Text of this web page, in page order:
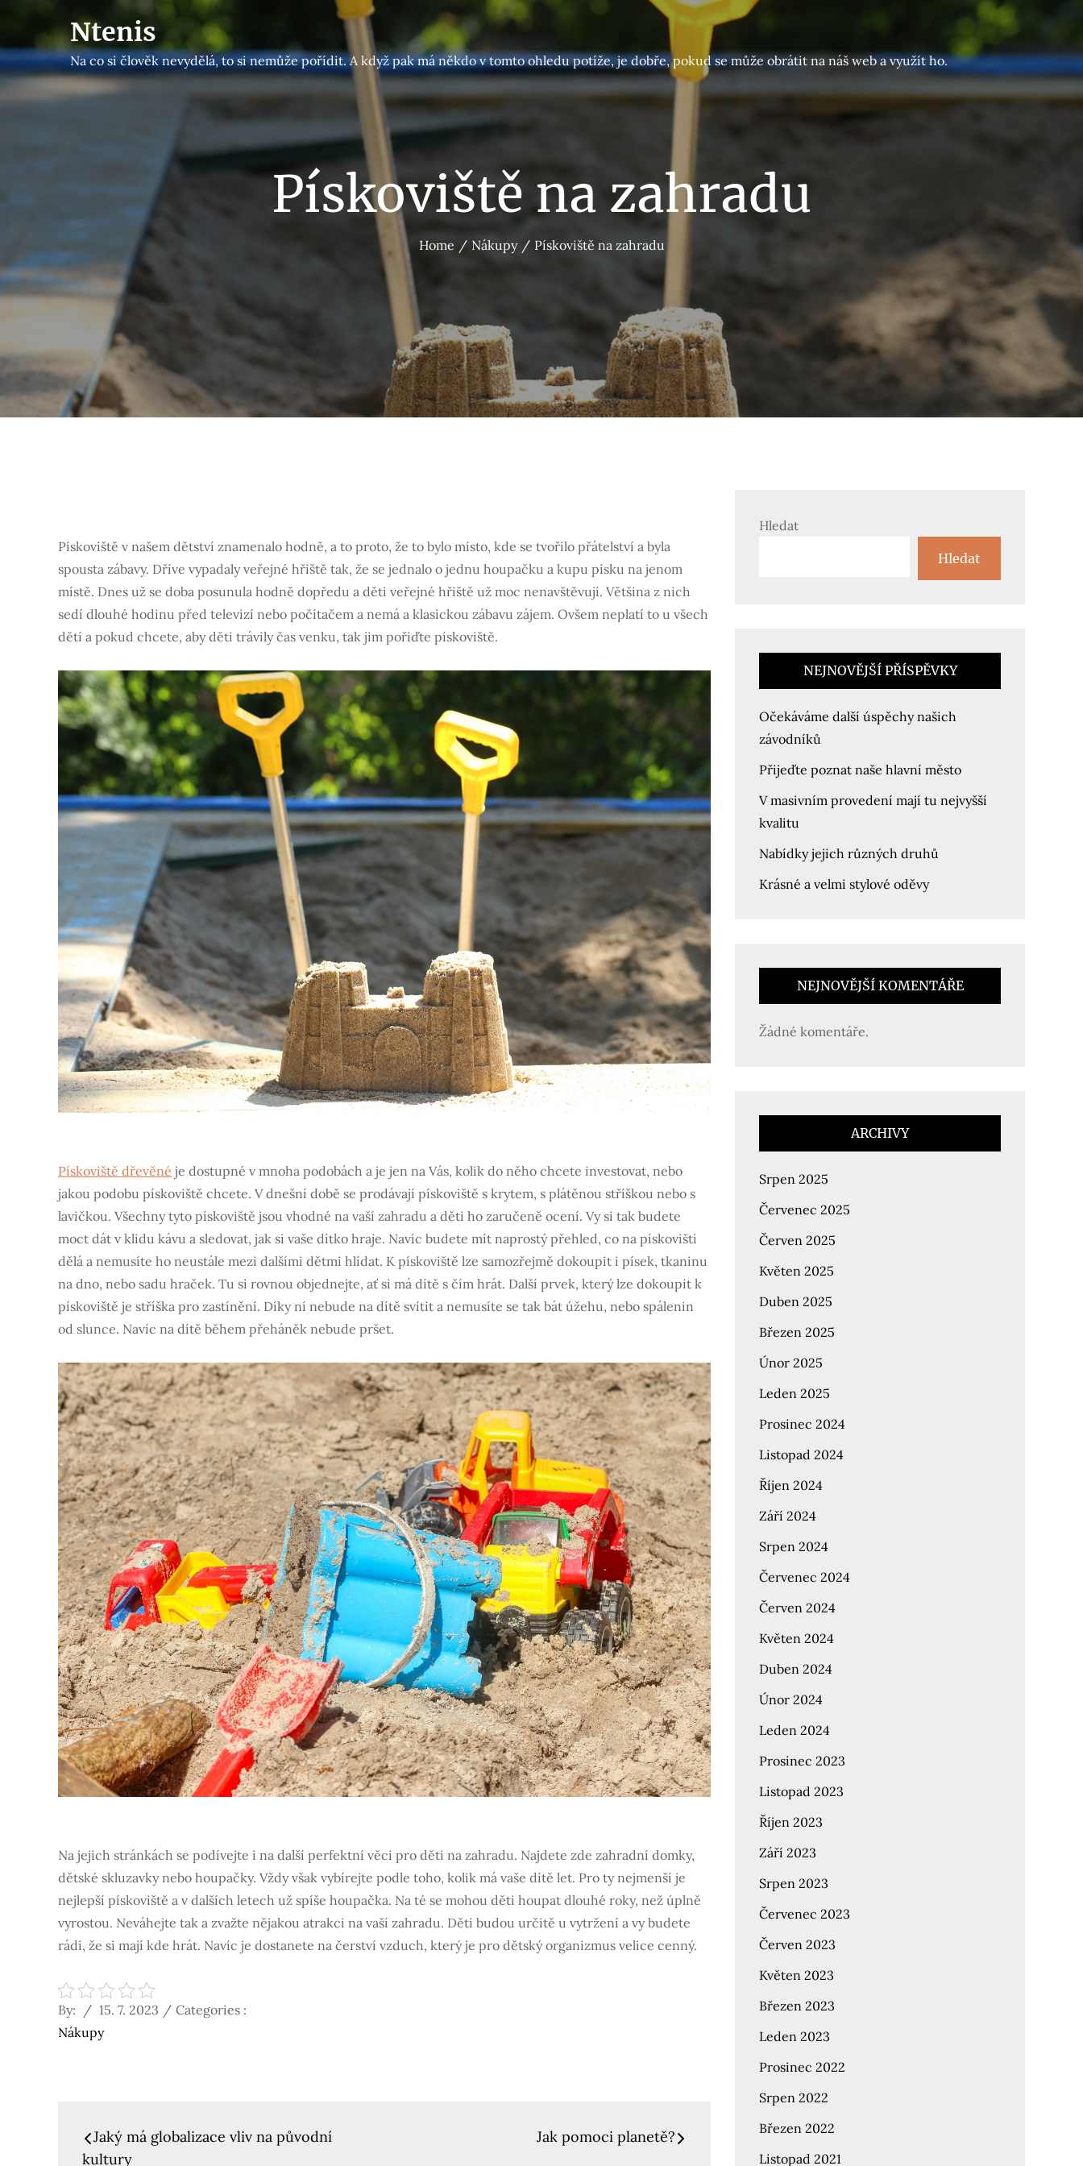
content
Ntenis
Na co si člověk nevydělá, to si nemůže pořídit. A když pak má někdo v tomto ohledu potíže, je dobře, pokud se může obrátit na náš web a využít ho.
Pískoviště na zahradu
Home Nákupy Pískoviště na zahradu
Pískoviště v našem dětství znamenalo hodně, a to proto, že to bylo místo, kde se tvořilo přátelství a byla
spousta zábavy. Dříve vypadaly veřejné hřiště tak, že se jednalo o jednu houpačku a kupu písku na jenom
místě. Dnes už se doba posunula hodně dopředu a děti veřejné hřiště už moc nenavštěvují. Většina z nich
sedí dlouhé hodinu před televizí nebo počítačem a nemá a klasickou zábavu zájem. Ovšem neplatí to u všech
dětí a pokud chcete, aby děti trávily čas venku, tak jim pořiďte pískoviště.
Pískoviště dřevěné je dostupné v mnoha podobách a je jen na Vás, kolik do něho chcete investovat, nebo
jakou podobu pískoviště chcete. V dnešní době se prodávají pískoviště s krytem, s plátěnou stříškou nebo s
lavičkou. Všechny tyto pískoviště jsou vhodné na vaší zahradu a děti ho zaručeně ocení. Vy si tak budete
moct dát v klidu kávu a sledovat, jak si vaše dítko hraje. Navíc budete mít naprostý přehled, co na pískovišti
dělá a nemusíte ho neustále mezi dalšími dětmi hlídat. K pískoviště lze samozřejmě dokoupit i písek, tkaninu
na dno, nebo sadu hraček. Tu si rovnou objednejte, ať si má dítě s čím hrát. Další prvek, který lze dokoupit k
pískoviště je stříška pro zastínění. Díky ní nebude na dítě svítit a nemusíte se tak bát úžehu, nebo spálenin
od slunce. Navíc na dítě během přeháněk nebude pršet.
Na jejich stránkách se podívejte i na další perfektní věci pro děti na zahradu. Najdete zde zahradní domky,
dětské skluzavky nebo houpačky. Vždy však vybírejte podle toho, kolik má vaše dítě let. Pro ty nejmenší je
nejlepší pískoviště a v dalších letech už spíše houpačka. Na té se mohou děti houpat dlouhé roky, než úplně
vyrostou. Neváhejte tak a zvažte nějakou atrakci na vaší zahradu. Děti budou určitě u vytržení a vy budete
rádi, že si mají kde hrát. Navíc je dostanete na čerství vzduch, který je pro dětský organizmus velice cenný.
By:
Posted
on
15. 7. 2023
Categories
Categories :
Nákupy
Navigace
Jaký má globalizace vliv na původní
kultury
Jak pomoci planetě?
Hledat
Hledat
NEJNOVĚJŠÍ PŘÍSPĚVKY
Očekáváme další úspěchy našich
závodníků
Přijeďte poznat naše hlavní město
V masivním provedení mají tu nejvyšší
kvalitu
Nabídky jejich různých druhů
Krásné a velmi stylové oděvy
NEJNOVĚJŠÍ KOMENTÁŘE
Žádné komentáře.
ARCHIVY
Srpen 2025
Červenec 2025
Červen 2025
Květen 2025
Duben 2025
Březen 2025
Únor 2025
Leden 2025
Prosinec 2024
Listopad 2024
Říjen 2024
Září 2024
Srpen 2024
Červenec 2024
Červen 2024
Květen 2024
Duben 2024
Únor 2024
Leden 2024
Prosinec 2023
Listopad 2023
Říjen 2023
Září 2023
Srpen 2023
Červenec 2023
Červen 2023
Květen 2023
Březen 2023
Leden 2023
Prosinec 2022
Srpen 2022
Březen 2022
Listopad 2021